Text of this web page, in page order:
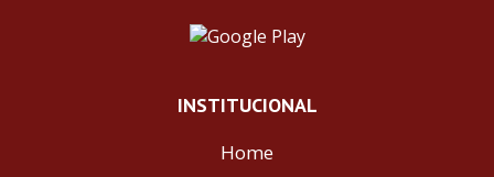
INSTITUCIONAL
Home